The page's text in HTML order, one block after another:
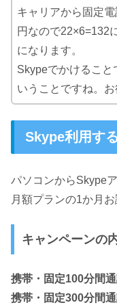
キャリアから固定
円なので22×6=132
になります。
Skypeでかけること
いうことですね。お
Skype利用す
パソコンからSkype
月額プランの1か月
キャンペーンの
携帯・固定100分間通
携帯・固定300分間通